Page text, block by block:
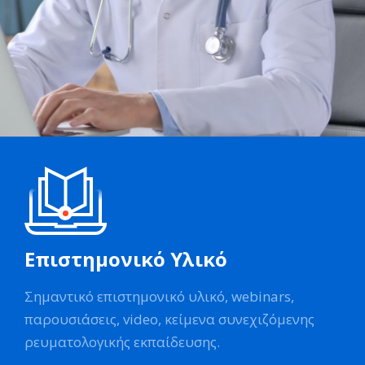
Επιστημονικό Υλικό
Σημαντικό επιστημονικό υλικό, webinars,
παρουσιάσεις, video, κείμενα συνεχιζόμενης
ρευματολογικής εκπαίδευσης.